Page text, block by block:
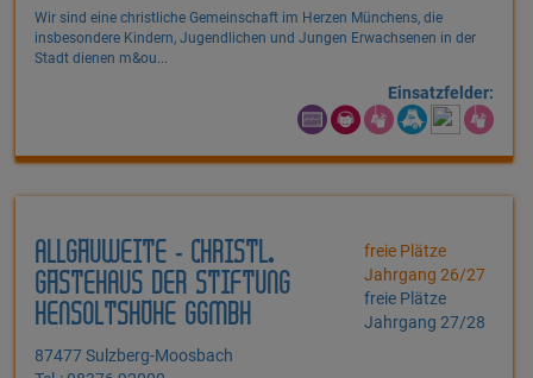
Wir sind eine christliche Gemeinschaft im Herzen Münchens, die
insbesondere Kindern, Jugendlichen und Jungen Erwachsenen in der
Stadt dienen m&ou...
Einsatzfelder:
ALLGÄUWEITE - CHRISTL.
GÄSTEHAUS DER STIFTUNG
HENSOLTSHÖHE GGMBH
87477 Sulzberg-Moosbach
freie Plätze
Jahrgang 26/27
freie Plätze
Jahrgang 27/28